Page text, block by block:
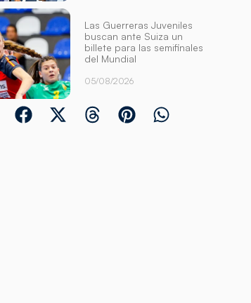
Las Guerreras Juveniles
buscan ante Suiza un
billete para las semifinales
del Mundial
05/08/2026